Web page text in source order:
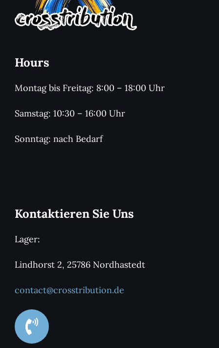
Hours
Montag bis Freitag: 8:00 – 18:00 Uhr
Samstag: 10:30 – 16:00 Uhr
Sonntag: nach Bedarf
Kontaktieren Sie Uns
Lager:
Lindhorst 2, 25786 Nordhastedt
contact@crosstribution.de